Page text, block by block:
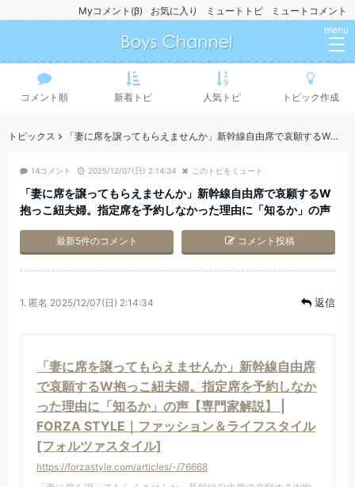
ミュートコメント
ミュートトピ
お気に入り
Myコメント(β)
menu
コメント順 新着トピ 人気トピ トピック作成
トピックス 「妻に席を譲ってもらえませんか」新幹線自由席で哀願するW抱っこ紐夫婦。指定席を予約しなかった理由に「知るか」の声
14コメント 2025/12/07(日) 2:14:34 このトピをミュート
「妻に席を譲ってもらえませんか」新幹線自由席で哀願するW
抱っこ紐夫婦。指定席を予約しなかった理由に「知るか」の声
コメント投稿
最新5件のコメント
1. 匿名 2025/12/07(日) 2:14:34 返信
「妻に席を譲ってもらえませんか」新幹線自由席
で哀願するW抱っこ紐夫婦。指定席を予約しなか
った理由に「知るか」の声【専門家解説】 |
FORZA STYLE｜ファッション＆ライフスタイル
[フォルツァスタイル]
https://forzastyle.com/articles/-/76668